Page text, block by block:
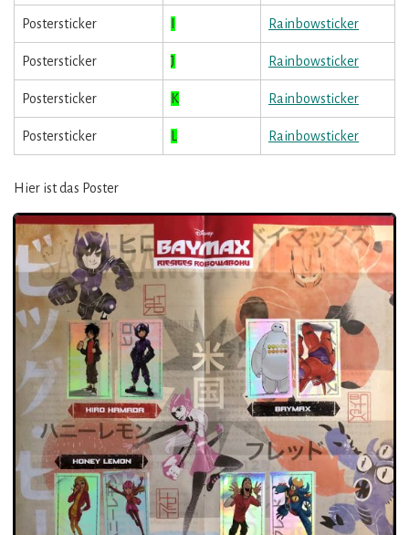
Postersticker Rainbowsticker
Postersticker J Rainbowsticker
Postersticker K Rainbowsticker
Postersticker Rainbowsticker
Hier ist das Poster